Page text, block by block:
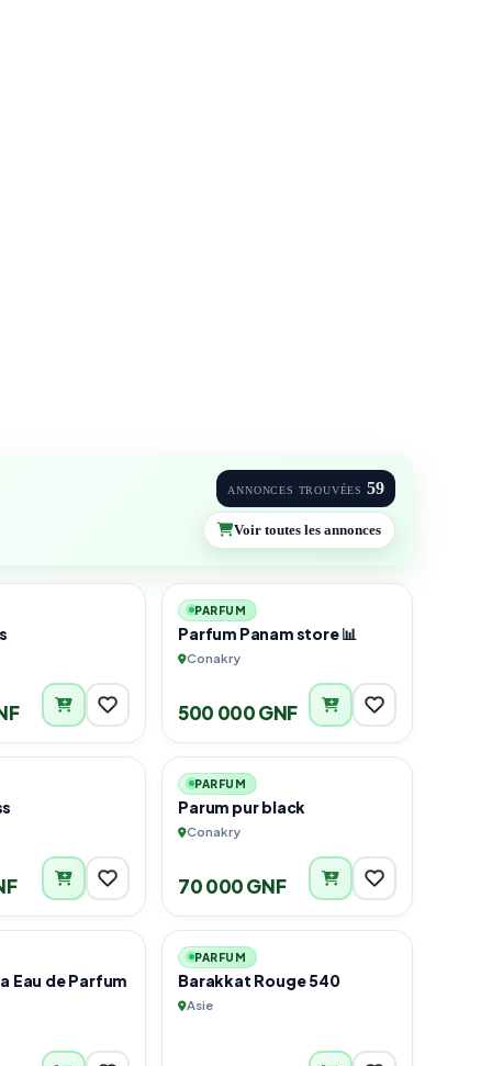
ANNONCES TROUVÉES 59
Voir toutes les annonces
PARFUM
Parfum Panam store 📊
Conakry
500 000 GNF
2 3
PARFUM
Parum pur black
Conakry
70 000 GNF
2
Eau de Parfum
2
PARFUM
Barakkat Rouge 540
Asie